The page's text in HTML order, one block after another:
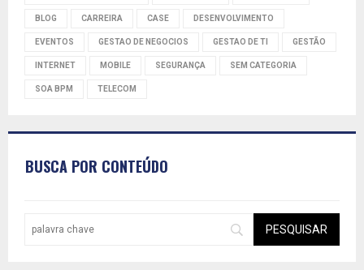
BLOG CARREIRA CASE DESENVOLVIMENTO
EVENTOS GESTAO DE NEGOCIOS GESTAO DE TI GESTÃO
INTERNET MOBILE SEGURANÇA SEM CATEGORIA
SOA BPM TELECOM
BUSCA POR CONTEÚDO